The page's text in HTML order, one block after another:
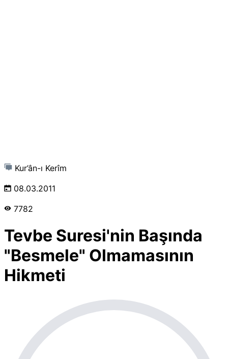
Kur’ân-ı Kerîm
08.03.2011
7782
Tevbe Suresi'nin Başında
"Besmele" Olmamasının
Hikmeti